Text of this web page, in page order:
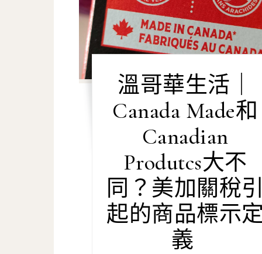
溫哥華生活｜
Canada Made和
Canadian
Produtcs大不
同？美加關稅
起的商品標示
義